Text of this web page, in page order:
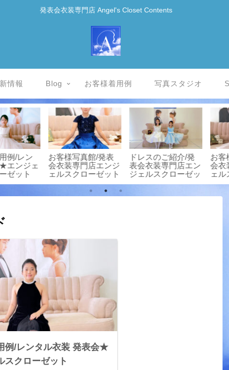
発表会衣装専門店 Angel's Closet Contents
情報 Blog お客様着用例 写真スタジオ
書
楽譜
ファ
お客様写真館/発表
会衣装専門店エンジ
ェルスクローゼット
★ピアノ発表会ヘア
セット/プチモデル
撮影♪
お客様写
会衣装専
ェルスク
例/レンタル衣装 発表会★
スクローゼット